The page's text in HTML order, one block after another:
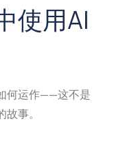
使用AI
何运作——这不是
事。